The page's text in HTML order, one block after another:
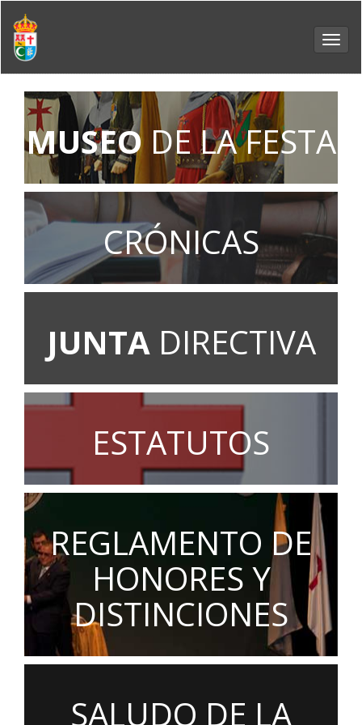
MUSEO DE LA FESTA
CRÓNICAS
JUNTADIRECTIVA
ESTATUTOS
REGLAMENTO DE
HONORES Y
DISTINCIONES
SALUDO DE LA